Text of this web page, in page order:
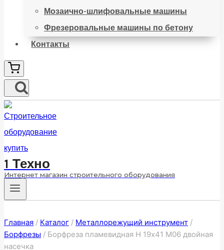
Мозаично-шлифовальные машины
Фрезеровальные машины по бетону
Контакты
1 Техно
Интернет магазин строительного оборудования
Главная / Каталог / Металлорежущий инструмент /
Борфрезы / Борфреза пламевидная H 19х41 M06 двойная
насечка